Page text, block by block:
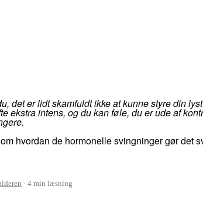
det er lidt skamfuldt ikke at kunne styre din
ekstra intens, og du kan føle, du er ude af
hvordan de hormonelle svingninger gør det
4 min læsning